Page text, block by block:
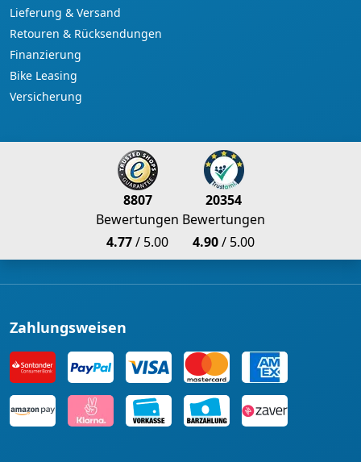
Lieferung & Versand
Retouren & Rücksendungen
Finanzierung
Bike Leasing
Versicherung
8807
Bewertungen
4.77/ 5.00
20354
Bewertungen
4.90/ 5.00
Zahlungsweisen